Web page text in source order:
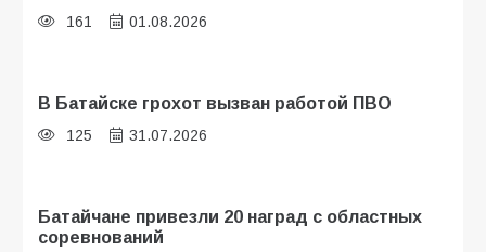
161 01.08.2026
В Батайске грохот вызван работой ПВО
125 31.07.2026
Батайчане привезли 20 наград с областных
соревнований